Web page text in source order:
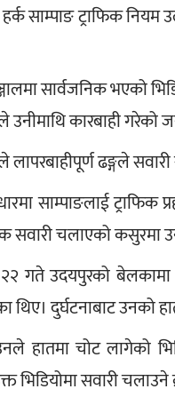
साम्पाङ ट्राफिक
सार्वजनिक भएको
उनीमाथि कारबाही गरेको
लापरबाहीपूर्ण ढङ्गले
साम्पाङलाई ट्राफिक
सवारी चलाएको कसुरमा
गते उदयपुरको बेलकामा
थिए। दुर्घटनाबाट उनको
हातमा चोट लागेको
भिडियोमा सवारी